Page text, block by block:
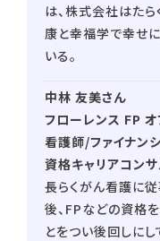
は、株式会社はた
康と幸福学で幸せ
いる。
中林 友美さん
フローレンス FP オ
看護師/ファイナン
資格キャリアコン
長らくがん看護に
後、FPなどの資格
とをつい後回しに